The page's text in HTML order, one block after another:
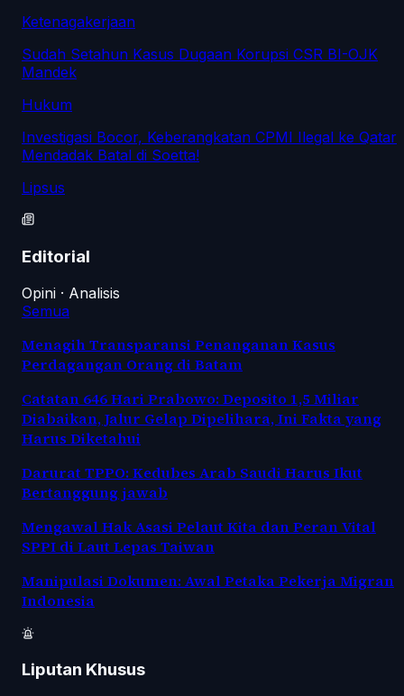
Ketenagakerjaan
Sudah Setahun Kasus Dugaan Korupsi CSR BI-OJK
Mandek
Hukum
Investigasi Bocor, Keberangkatan CPMI Ilegal ke Qatar
Mendadak Batal di Soetta!
Lipsus
Editorial
Opini · Analisis
Semua
Menagih Transparansi Penanganan Kasus
Perdagangan Orang di Batam
Catatan 646 Hari Prabowo: Deposito 1,5 Miliar
Diabaikan, Jalur Gelap Dipelihara, Ini Fakta yang
Harus Diketahui
Darurat TPPO: Kedubes Arab Saudi Harus Ikut
Bertanggung jawab
Mengawal Hak Asasi Pelaut Kita dan Peran Vital
SPPI di Laut Lepas Taiwan
Manipulasi Dokumen: Awal Petaka Pekerja Migran
Indonesia
Liputan Khusus